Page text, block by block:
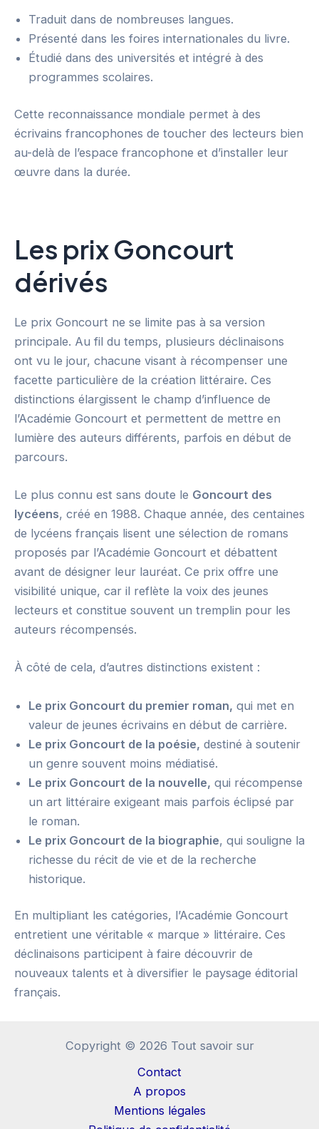
Traduit dans de nombreuses langues.
Présenté dans les foires internationales du livre.
Étudié dans des universités et intégré à des
programmes scolaires.
Cette reconnaissance mondiale permet à des
écrivains francophones de toucher des lecteurs bien
au-delà de l’espace francophone et d’installer leur
œuvre dans la durée.
Les prix Goncourt
dérivés
Le prix Goncourt ne se limite pas à sa version
principale. Au fil du temps, plusieurs déclinaisons
ont vu le jour, chacune visant à récompenser une
facette particulière de la création littéraire. Ces
distinctions élargissent le champ d’influence de
l’Académie Goncourt et permettent de mettre en
lumière des auteurs différents, parfois en début de
parcours.
Le plus connu est sans doute le Goncourt des
lycéens, créé en 1988. Chaque année, des centaines
de lycéens français lisent une sélection de romans
proposés par l’Académie Goncourt et débattent
avant de désigner leur lauréat. Ce prix offre une
visibilité unique, car il reflète la voix des jeunes
lecteurs et constitue souvent un tremplin pour les
auteurs récompensés.
À côté de cela, d’autres distinctions existent :
Le prix Goncourt du premier roman, qui met en
valeur de jeunes écrivains en début de carrière.
Le prix Goncourt de la poésie, destiné à soutenir
un genre souvent moins médiatisé.
Le prix Goncourt de la nouvelle, qui récompense
un art littéraire exigeant mais parfois éclipsé par
le roman.
Le prix Goncourt de la biographie, qui souligne la
richesse du récit de vie et de la recherche
historique.
En multipliant les catégories, l’Académie Goncourt
entretient une véritable « marque » littéraire. Ces
déclinaisons participent à faire découvrir de
nouveaux talents et à diversifier le paysage éditorial
français.
Copyright © 2026 Tout savoir sur
Contact
A propos
Mentions légales